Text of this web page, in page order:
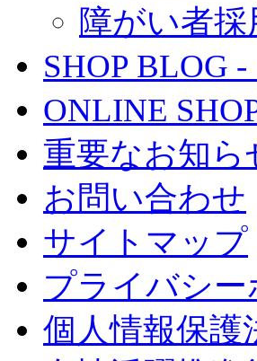
障がい者採
SHOP BLOG
ONLINE
重要なお知ら
お問い合わせ
サイトマップ
プライバシー
個人情報保護